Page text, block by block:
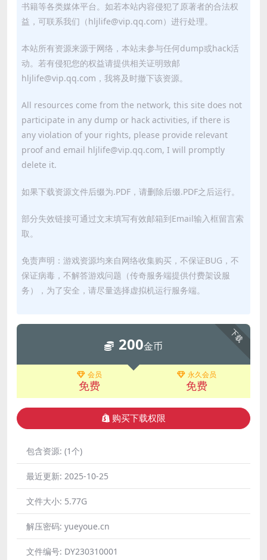
书籍等各类媒体平台。如若本站内容侵犯了原著者的合法权
益，可联系我们（hljlife@vip.qq.com）进行处理。
本站所有资源来源于网络，本站未参与任何dump或hack活
动。若有侵犯您的权益请提供相关证明致邮
hljlife@vip.qq.com，我将及时撤下该资源。
All resources come from the network, this site does not
participate in any dump or hack activities, if there is
any violation of your rights, please provide relevant
proof and email hljlife@vip.qq.com, I will promptly
delete it.
如果下载资源文件后缀为.PDF，请删除后缀.PDF之后运行。
部分失效链接可通过文末填写有效邮箱到Email输入框留言索
取。
免责声明：游戏资源均来自网络收集购买，不保证BUG，不
保证病毒，不解答游戏问题（传奇服务端提供付费架设服
务），为了安全，请尽量选择虚拟机运行服务端。
下载
200金币
会员
免费
永久会员
免费
购买下载权限
包含资源: (1个)
最近更新: 2025-10-25
文件大小: 5.77G
解压密码: yueyoue.cn
文件编号: DY230310001